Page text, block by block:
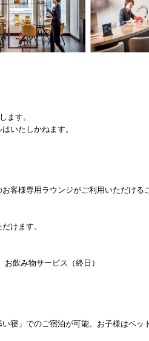
ます。
いたしかねます。
客様専用ラウンジがご利用いただける
けます。
飲み物サービス（終日）
寝」でのご宿泊が可能。お子様はベッ